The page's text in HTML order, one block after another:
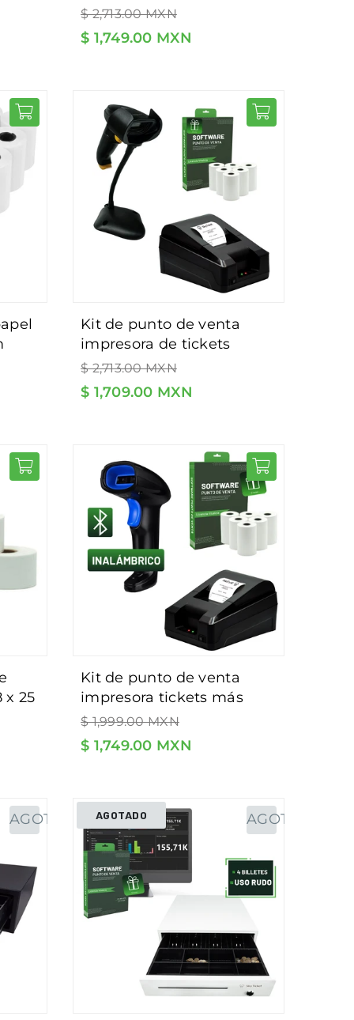
58mm más lector de
código de barras 2d con
iluminación qr - incluye
$ 2,713.00 MXN
$ 1,749.00 MXN
Precio
habitual
kit de punto de venta
impresora de tickets
58mm más lector de
código de barras con base
- incluye 5 rollos y
$ 2,713.00 MXN
$ 1,709.00 MXN
Precio
habitual
x 25
kit de punto de venta
impresora tickets más
lector de código de barras
inalámbrico con
adapatador bluetooth -
$ 1,999.00 MXN
$ 1,749.00 MXN
Precio
habitual
AGOTADO AGOTADO AGOTADO